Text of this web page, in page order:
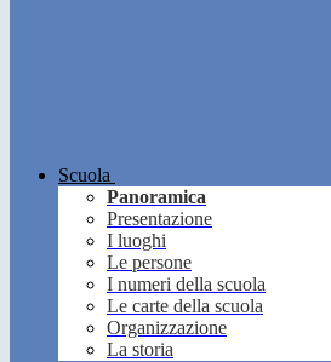
Scuola
Panoramica
Presentazione
I luoghi
Le persone
I numeri della scuola
Le carte della scuola
Organizzazione
La storia